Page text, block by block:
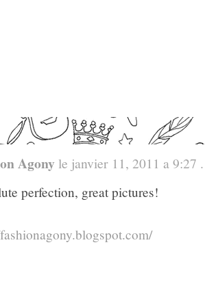
Agony le janvier 11, 2011 a 9:27
perfection, great pictures!